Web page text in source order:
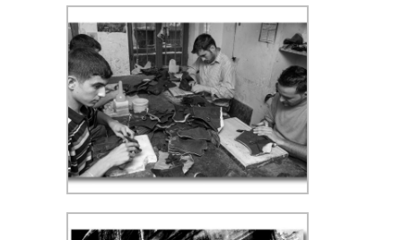
Armeens Orthodoxe kerk Kumkapi
- ISO 400, f/11, 1/50 sec, 24 mm,
WB zonnig